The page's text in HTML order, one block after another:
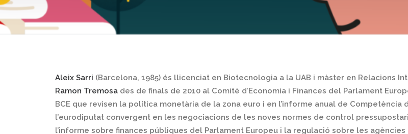
Aleix Sarri (Barcelona, 1985) és llicenciat en Biotecnologia a la UAB i màster en Relacions
Ramon Tremosa des de finals de 2010 al Comitè d’Economia i Finances del Parlament
BCE que revisen la política monetària de la zona euro i en l’informe anual de Competència
l’eurodiputat convergent en les negociacions de les noves normes de control
l’informe sobre finances públiques del Parlament Europeu i la regulació sobre les